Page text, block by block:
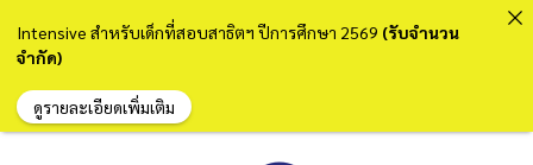
Intensive สำหรับเด็กที่สอบสาธิตฯ ปีการศึกษา 2569 (รับจำนวน
จำกัด)
ดูรายละเอียดเพิ่มเติม